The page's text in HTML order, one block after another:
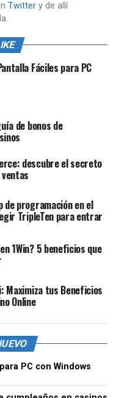
Twittery de allí
Fáciles para PC
de bonos de
descubre el secreto
de programación en el
TripleTen para entrar
1Win? 5 beneficios que
Maximiza tus Beneficios
Online
PC con Windows